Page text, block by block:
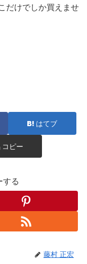
だけでしか買えませ
はてブ
コピー
する
藤村 正宏